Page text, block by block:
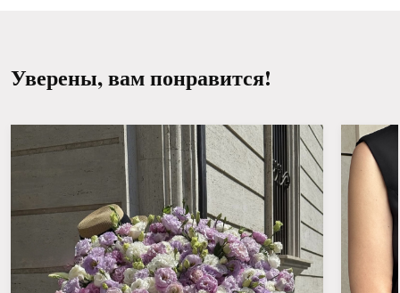
Уверены, вам понравится!